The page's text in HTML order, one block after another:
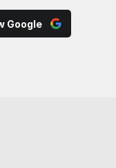
Google